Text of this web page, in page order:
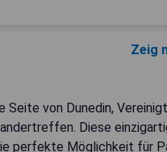
Zeig
Seite von Dunedin,
Diese
perfekte Möglichkeit für